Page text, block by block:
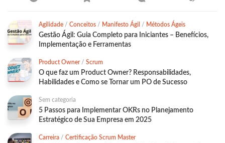
Agilidade / Conceitos / Manifesto Ágil / Métodos Ágeis
Gestão Ágil: Guia Completo para Iniciantes – Benefícios,
Implementação e Ferramentas
Product Owner/ Scrum
O que faz um Product Owner? Responsabilidades,
Habilidades e Como se Tornar um PO de Sucesso
Sem categoria
5 Passos para Implementar OKRs no Planejamento
Estratégico de Sua Empresa em 2025
Carreira / Certificação Scrum Master